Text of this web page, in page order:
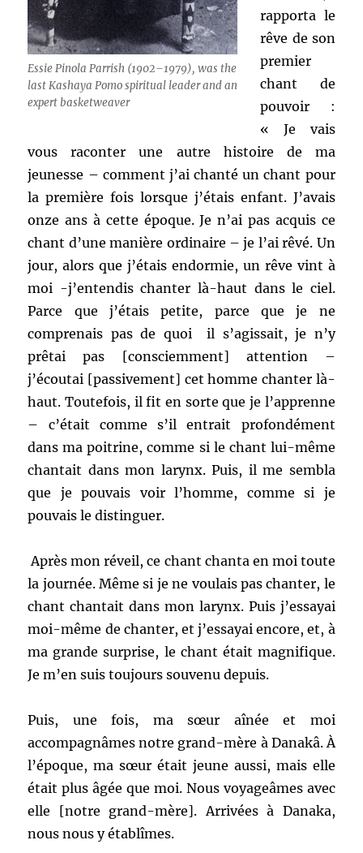
Essie Pinola Parrish (1902–1979), was the
last Kashaya Pomo spiritual leader and an
expert basketweaver
rapporta le
rêve de son
premier
chant de
pouvoir :
« Je vais
vous raconter une autre histoire de ma
jeunesse – comment j’ai chanté un chant pour
la première fois lorsque j’étais enfant. J’avais
onze ans à cette époque. Je n’ai pas acquis ce
chant d’une manière ordinaire – je l’ai rêvé. Un
jour, alors que j’étais endormie, un rêve vint à
moi -j’entendis chanter là-haut dans le ciel.
Parce que j’étais petite, parce que je ne
comprenais pas de quoi il s’agissait, je n’y
prêtai pas [consciemment] attention –
j’écoutai [passivement] cet homme chanter là-
haut. Toutefois, il fit en sorte que je l’apprenne
– c’était comme s’il entrait profondément
dans ma poitrine, comme si le chant lui-même
chantait dans mon larynx. Puis, il me sembla
que je pouvais voir l’homme, comme si je
pouvais le distinguer.
Après mon réveil, ce chant chanta en moi toute
la journée. Même si je ne voulais pas chanter, le
chant chantait dans mon larynx. Puis j’essayai
moi-même de chanter, et j’essayai encore, et, à
ma grande surprise, le chant était magnifique.
Je m’en suis toujours souvenu depuis.
Puis, une fois, ma sœur aînée et moi
accompagnâmes notre grand-mère à Danakâ. À
l’époque, ma sœur était jeune aussi, mais elle
était plus âgée que moi. Nous voyageâmes avec
elle [notre grand-mère]. Arrivées à Danaka,
nous nous y établîmes.